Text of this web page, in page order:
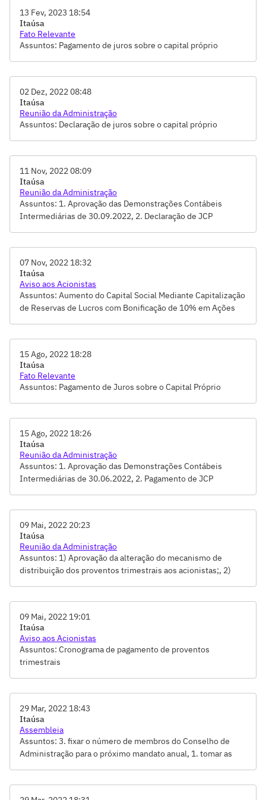
mandato anual, 07. Deliberar sobre a verba global e anual
destinada à remuneração dos membros do Conselho de
Administração e Diretoria, 08. Deliberar sobre a
remuneração mensal dos Conselheiros Fiscais, 09. Alteração
e Consolidação do Estatuto Social, 10. Aprovar o Plano de
Incentivos de Longo Prazo da Companhia
13 Fev, 2023 18:54
Itaúsa
Fato Relevante
Assuntos: Pagamento de juros sobre o capital próprio
02 Dez, 2022 08:48
Itaúsa
Reunião da Administração
Assuntos: Declaração de juros sobre o capital próprio
11 Nov, 2022 08:09
Itaúsa
Reunião da Administração
Assuntos: 1. Aprovação das Demonstrações Contábeis
Intermediárias de 30.09.2022, 2. Declaração de JCP
07 Nov, 2022 18:32
Itaúsa
Aviso aos Acionistas
Assuntos: Aumento do Capital Social Mediante Capitalização
de Reservas de Lucros com Bonificação de 10% em Ações
15 Ago, 2022 18:28
Itaúsa
Fato Relevante
Assuntos: Pagamento de Juros sobre o Capital Próprio
15 Ago, 2022 18:26
Itaúsa
Reunião da Administração
Assuntos: 1. Aprovação das Demonstrações Contábeis
Intermediárias de 30.06.2022, 2. Pagamento de JCP
09 Mai, 2022 20:23
Itaúsa
Reunião da Administração
Assuntos: 1) Aprovação da alteração do mecanismo de
distribuição dos proventos trimestrais aos acionistas;, 2)
09 Mai, 2022 19:01
Itaúsa
Aviso aos Acionistas
Assuntos: Cronograma de pagamento de proventos
trimestrais
29 Mar, 2022 18:43
Itaúsa
Assembleia
Assuntos: 3. fixar o número de membros do Conselho de
Administração para o próximo mandato anual, 1. tomar as